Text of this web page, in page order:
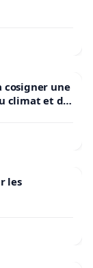
cosigner une
climat et de
les